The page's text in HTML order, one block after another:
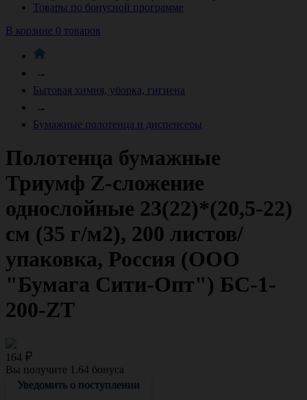
Товары по бонусной программе
В корзине 0 товаров
→
Бытовая химия, уборка, гигиена
→
Бумажные полотенца и диспенсеры
Полотенца бумажные
Триумф Z-сложение
однослойные 23(22)*(20,5-22)
см (35 г/м2), 200 листов/
упаковка, Россия (ООО
"Бумага Сити-Опт") БС-1-
200-ZT
164
Вы получите 1.64 бонуса
Уведомить о поступлении